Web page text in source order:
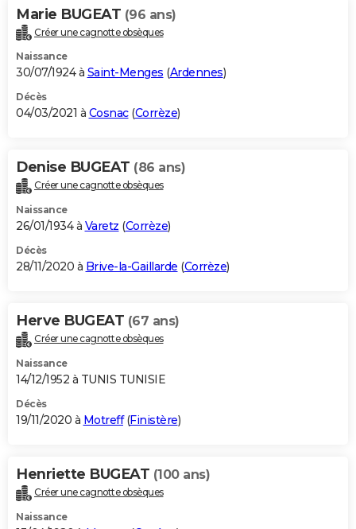
Marie BUGEAT (96 ans)
Créer une cagnotte obsèques
Naissance
30/07/1924 à Saint-Menges (Ardennes)
Décès
04/03/2021 à Cosnac(Corrèze)
Denise BUGEAT (86 ans)
Créer une cagnotte obsèques
Naissance
26/01/1934 à Varetz (Corrèze)
Décès
28/11/2020 à Brive-la-Gaillarde (Corrèze)
Herve BUGEAT (67 ans)
Créer une cagnotte obsèques
Naissance
14/12/1952 à TUNIS TUNISIE
Décès
19/11/2020 à Motreff(Finistère)
Henriette BUGEAT (100 ans)
Créer une cagnotte obsèques
Naissance